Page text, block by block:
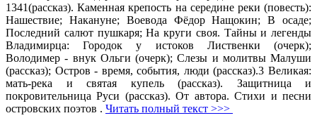
1341(рассказ). Каменная крепость на середине реки (повесть):
Нашествие; Накануне; Воевода Фёдор Нащокин; В осаде;
Последний салют пушкаря; На круги своя. Тайны и легенды
Владимирца: Городок у истоков Лиственки (очерк);
Володимер - внук Ольги (очерк); Слезы и молитвы Малуши
(рассказ); Остров - время, события, люди (рассказ).3 Великая:
мать-река и святая купель (рассказ). Защитница и
покровительница Руси (рассказ). От автора. Стихи и песни
островских поэтов . Читать полный текст >>>